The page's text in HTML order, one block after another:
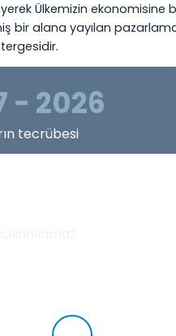
Ülkemizin ekonomisine
bir alana yayılan
- 2026
tecrübesi